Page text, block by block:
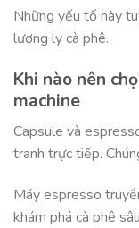
Những yếu tố này
lượng ly cà phê.
Khi nào nên
machine
Capsule và
tranh trực tiếp.
Máy espresso
khám phá cà phê